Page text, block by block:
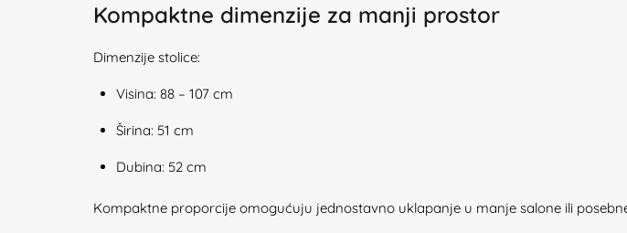
Kompaktne dimenzije za manji prostor
Dimenzije stolice:
Visina: 88 – 107 cm
Širina: 51 cm
Dubina: 52 cm
Kompaktne proporcije omogućuju jednostavno uklapanje u manje salone ili